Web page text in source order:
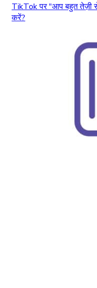
TikTok पर "आप बहुत तेज़ी
करें?